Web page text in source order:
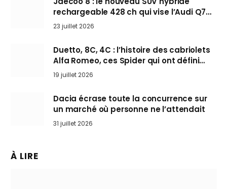
rechargeable 428 ch qui vise l’Audi Q7
arrive en Europe cet automne
23 juillet 2026
Duetto, 8C, 4C : l’histoire des cabriolets
Alfa Romeo, ces Spider qui ont défini
l’art de rouler cheveux au vent
19 juillet 2026
Dacia écrase toute la concurrence sur
un marché où personne ne l’attendait
31 juillet 2026
À LIRE